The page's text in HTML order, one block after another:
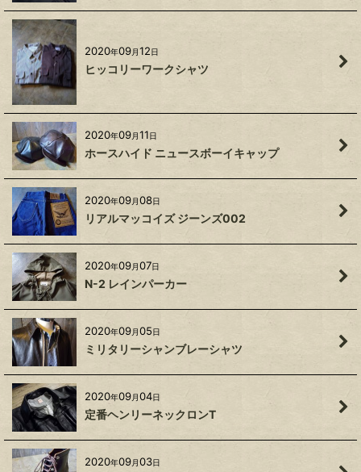
2020年09月12日
ヒッコリーワークシャツ
2020年09月11日
ホースハイド ニュースボーイキャップ
2020年09月08日
リアルマッコイズ ジーンズ002
2020年09月07日
N-2 レインパーカー
2020年09月05日
ミリタリーシャンブレーシャツ
2020年09月04日
定番ヘンリーネックロンT
2020年09月03日